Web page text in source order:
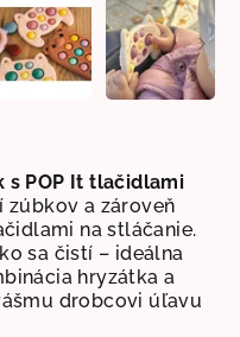
POP It tlačidlami
zúbkov a zároveň
na stláčanie.
sa čistí – ideálna
hryzátka a
drobcovi úľavu